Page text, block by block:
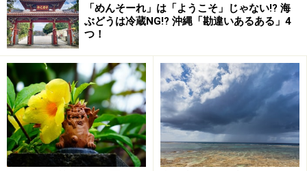
しかしそこには世界文化遺産に登録された「琉球王国の
グスク及び関連遺産群」の一つである中城城跡の「北中
城側部分」、および国指定重要文化財「中村家住宅」が
あります。
また、お隣の荻道区には国指定埋蔵文化財「荻堂貝塚」
があり、双方ともに緑の多い地区。よく霧が発生するこ
とから「ラン」の育成に向いた土地です。これらの「ラ
ン」を手入れしているのは地域の住民たちによる「花咲
「めんそーれ」は「ようこそ」じゃない!? 海
ぶどうは冷蔵NG!? 沖縄「勘違いあるある」4
つ！